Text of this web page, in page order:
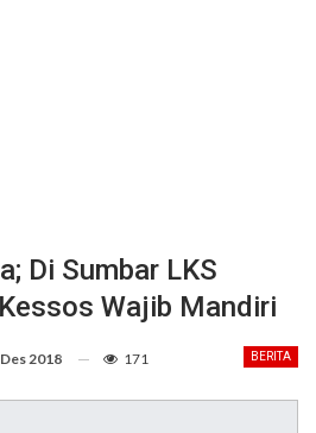
Di Sumbar LKS
Wajib Mandiri
BERITA
2018 171